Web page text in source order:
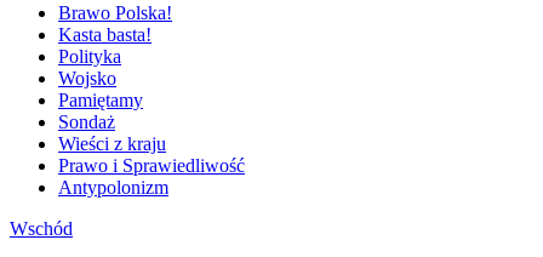
Brawo Polska!
Kasta basta!
Polityka
Wojsko
Pamiętamy
Sondaż
Wieści z kraju
Prawo i Sprawiedliwość
Antypolonizm
Wschód